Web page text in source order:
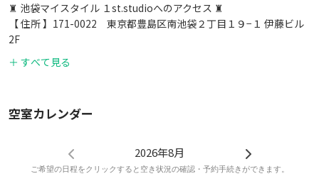
♜ 池袋マイスタイル １st.studioへのアクセス ♜
【 住所 】171-0022 東京都豊島区南池袋２丁目１９−１ 伊藤ビル
2F
【GoogleMap】 https://maps.app.goo.gl/CiH4dwUYLxWDc8aJA
→ 池袋駅42出口からのルート「googleマップ」
②40m先の信号を左へ（都営バス停）
③60m先の信号を渡り30m直進（はなまるうどん、ファミマが目
＋ すべて見る
空室カレンダー
2026年8月
ご希望の日程をクリックすると空き状況の確認・予約手続きができます。